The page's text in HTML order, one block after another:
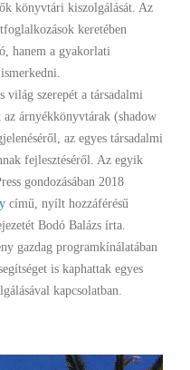
könyvtári kiszolgálását. Az
keretében
hanem a gyakorlati
világ szerepét a társadalmi
árnyékkönyvtárak (shadow
az egyes társadalmi
fejlesztéséről. Az egyik
gondozásában 2018
című, nyílt hozzáférésű
Bodó Balázs írta.
gazdag programkínálatában
is kaphattak egyes
kapcsolatban.